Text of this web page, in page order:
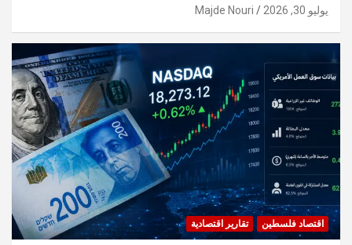
يوليو 30, 2026 Majde Nouri
اقتصاد فلسطين تقارير اقتصادية